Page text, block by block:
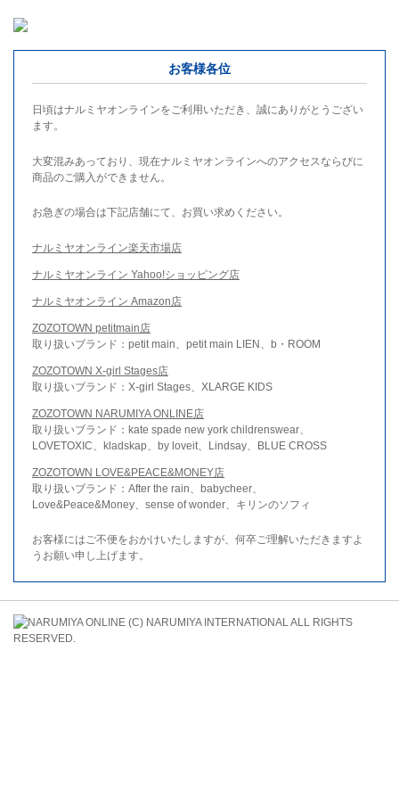
お客様各位
日頃はナルミヤオンラインをご利用いただき、誠にありがとうござい
ます。
大変混みあっており、現在ナルミヤオンラインへのアクセスならびに
商品のご購入ができません。
お急ぎの場合は下記店舗にて、お買い求めください。
ナルミヤオンライン楽天市場店
ナルミヤオンライン Yahoo!ショッピング店
ナルミヤオンライン Amazon店
ZOZOTOWN petitmain店
取り扱いブランド：petit main、petit main LIEN、b・ROOM
ZOZOTOWN X-girl Stages店
取り扱いブランド：X-girl Stages、XLARGE KIDS
ZOZOTOWN NARUMIYA ONLINE店
取り扱いブランド：kate spade new york childrenswear、
LOVETOXIC、kladskap、by loveit、Lindsay、BLUE CROSS
ZOZOTOWN LOVE&PEACE&MONEY店
取り扱いブランド：After the rain、babycheer、
Love&Peace&Money、sense of wonder、キリンのソフィ
お客様にはご不便をおかけいたしますが、何卒ご理解いただきますよ
うお願い申し上げます。